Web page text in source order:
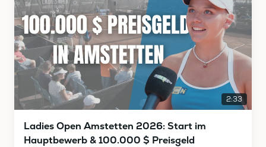
2:33
Ladies Open Amstetten 2026: Start im
Hauptbewerb & 100.000 $ Preisgeld